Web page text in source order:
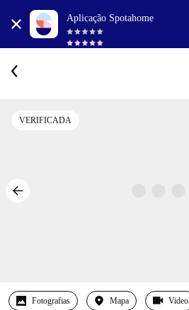
Aplicação Spotahome
VERIFICADA
Fotografias Mapa Video